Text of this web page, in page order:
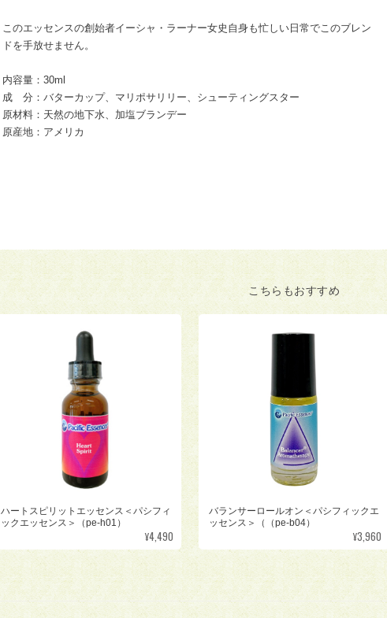
このエッセンスの創始者イーシャ・ラーナー女史自身も忙しい日常でこのブレン
ドを手放せません。
内容量：30ml
成 分：バターカップ、マリポサリリー、シューティングスター
原材料：天然の地下水、加塩ブランデー
原産地：アメリカ
こちらもおすすめ
ハートスピリットエッセンス＜パシフィ
ックエッセンス＞（pe-h01）
¥4,490
バランサーロールオン＜パシフィックエ
ッセンス＞（（pe-b04）
¥3,960